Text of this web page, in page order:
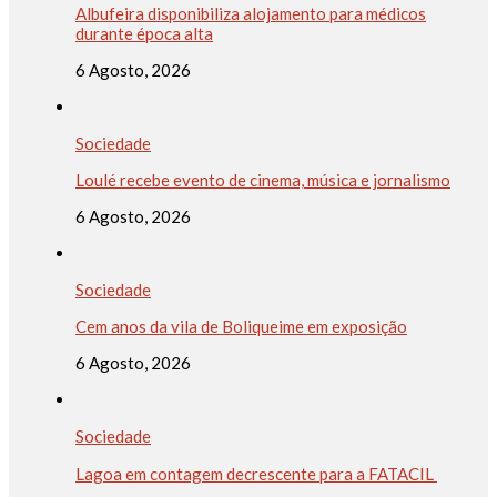
Albufeira disponibiliza alojamento para médicos
durante época alta
6 Agosto, 2026
Sociedade
Loulé recebe evento de cinema, música e jornalismo
6 Agosto, 2026
Sociedade
Cem anos da vila de Boliqueime em exposição
6 Agosto, 2026
Sociedade
Lagoa em contagem decrescente para a FATACIL